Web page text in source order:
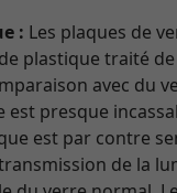
: Les plaques de
plastique traité
avec du
est presque
est par contre
de la